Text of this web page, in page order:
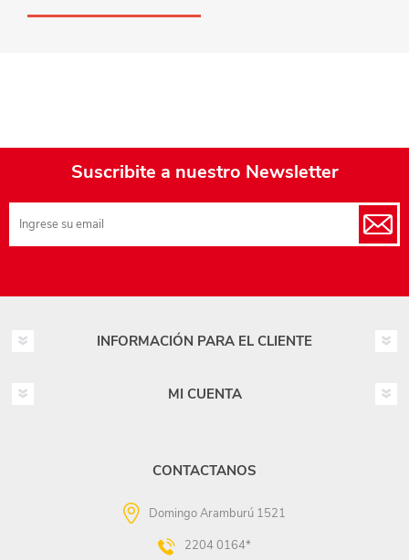
Suscribite a nuestro Newsletter
INFORMACIÓN PARA EL CLIENTE
MI CUENTA
CONTACTANOS
Domingo Aramburú 1521
2204 0164*